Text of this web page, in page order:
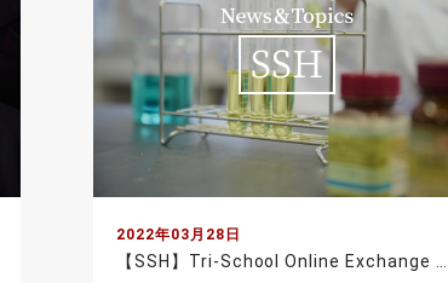
2022年03月28日